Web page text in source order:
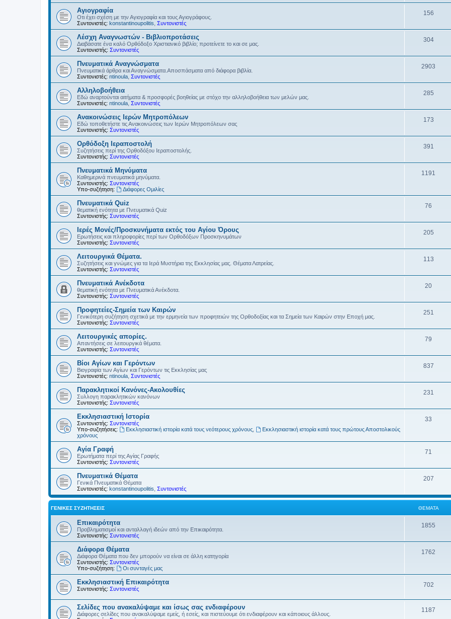
Αγιογραφία
Οτι έχει σχέση με την Αγιογραφία και τους Αγιογράφους.
Συντονιστές: konstantinoupolitis Συντονιστές
156
Λέσχη Αναγνωστών - Βιβλιοπροτάσεις
Διαβάσατε ένα καλό Ορθόδοξο Χριστιανικό βιβλίο; προτείνετε το και σε μας.
Συντονιστής: Συντονιστές
304
Πνευματικά Αναγνώσματα
Πνευματικά άρθρα και Αναγνώσματα.Αποσπάσματα από διάφορα βιβλία.
Συντονιστές: ntinoula Συντονιστές
2903
Αλληλοβοήθεια
Εδώ αναρτούνται αιτήματα & προσφορές βοηθείας με στόχο την αλληλοβοήθεια των μελών μας.
Συντονιστές: ntinoula Συντονιστές
285
Ανακοινώσεις Ιερών Μητροπόλεων
Εδώ τοποθετήστε τις Ανακοινώσεις των Ιερών Μητροπόλεων σας
Συντονιστής: Συντονιστές
173
Ορθόδοξη Ιεραποστολή
Συζητήσεις περί της Ορθοδόξου Ιεραποστολής.
Συντονιστής: Συντονιστές
391
Πνευματικά Μηνύματα
Καθημερινά πνευματικά μηνύματα.
Συντονιστής: Συντονιστές
Υπο-συζήτηση:
Διάφορες Ομιλίες
1191
Πνευματικά Quiz
θεματική ενότητα με Πνευματικά Quiz
Συντονιστής: Συντονιστές
76
Ιερές Μονές/Προσκυνήματα εκτός του Αγίου Όρους
Ερωτήσεις και πληροφορίες περί των Ορθοδόξων Προσκηνυμάτων
Συντονιστής: Συντονιστές
205
Λειτουργικά Θέματα.
Συζητήσεις και γνώμες για τα Ιερά Μυστήρια της Εκκλησίας μας. Θέματα Λατρείας.
Συντονιστής: Συντονιστές
113
Πνευματικά Ανέκδοτα
θεματική ενότητα με Πνευματικά Ανέκδοτα.
Συντονιστής: Συντονιστές
20
Προφητείες-Σημεία των Καιρών
Γενικότερη συζήτηση σχετικά με την ερμηνεία των προφητειών της Ορθοδοξίας και τα Σημεία των Καιρών στην Εποχή μας.
Συντονιστής: Συντονιστές
251
Λειτουργικές απορίες.
Απαντήσεις σε λειτουργικά θέματα.
Συντονιστής: Συντονιστές
79
Βίοι Αγίων και Γερόντων
Βιογραφία των Αγίων και Γερόντων τις Εκκλησίας μας
Συντονιστές: ntinoula Συντονιστές
837
Παρακλητικοί Κανόνες-Ακολουθίες
Συλλογη παρακλητικών κανόνων
Συντονιστής: Συντονιστές
231
Εκκλησιαστική Ιστορία
Συντονιστής: Συντονιστές
Υπο-συζητήσεις:
Εκκλησιαστική ιστορία κατά τους νεότερους χρόνους,
Εκκλησιαστική ιστορία κατά τους πρώτους Αποστολικούς
χρόνους
33
Αγία Γραφή
Ερωτήματα περί της Αγίας Γραφής
Συντονιστής: Συντονιστές
71
Πνευματικά Θέματα
Γενικά Πνευματικά Θέματα
Συντονιστές: konstantinoupolitis Συντονιστές
207
ΓΕΝΙΚΈΣ ΣΥΖΗΤΉΣΕΙΣ ΘΈΜΑΤΑ
Επικαιρότητα
Προβληματισμοί και ανταλλαγή ιδεών από την Επικαιρότητα.
Συντονιστής: Συντονιστές
1855
Διάφορα Θέματα
Διάφορα Θέματα που δεν μπορούν να είναι σε άλλη κατηγορία
Συντονιστής: Συντονιστές
Υπο-συζήτηση:
Οι συνταγές μας
1762
Εκκλησιαστική Επικαιρότητα
Συντονιστής: Συντονιστές
702
Σελίδες που ανακαλύψαμε και ίσως σας ενδιαφέρουν
Διάφορες σελίδες που ανακαλύψαμε εμείς, ή εσείς, και πιστεύουμε ότι ενδιαφέρουν και κάποιους άλλους.
1187